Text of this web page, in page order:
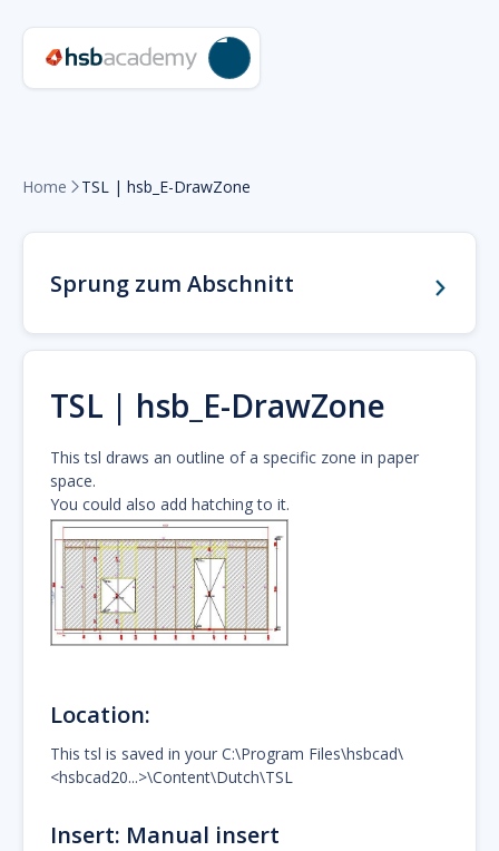
Home  TSL | hsb_E-DrawZone
Sprung zum Abschnitt
TSL | hsb_E-DrawZone
This tsl draws an outline of a specific zone in paper
space.
You could also add hatching to it.
Location:
This tsl is saved in your C:\Program Files\hsbcad\
<hsbcad20...>\Content\Dutch\TSL
Insert: Manual insert